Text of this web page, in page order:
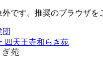
です。推奨のブラウザを
四天王寺和らぎ苑